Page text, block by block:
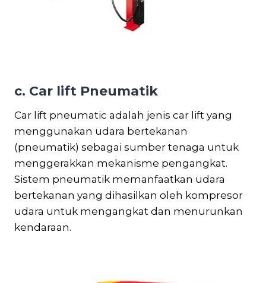
c. Car lift Pneumatik
Car lift pneumatic adalah jenis car lift yang
menggunakan udara bertekanan
(pneumatik) sebagai sumber tenaga untuk
menggerakkan mekanisme pengangkat.
Sistem pneumatik memanfaatkan udara
bertekanan yang dihasilkan oleh kompresor
udara untuk mengangkat dan menurunkan
kendaraan.